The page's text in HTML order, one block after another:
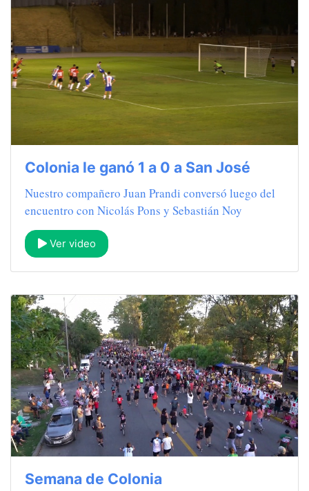
Colonia le ganó 1 a 0 a San José
Nuestro compañero Juan Prandi conversó luego del
encuentro con Nicolás Pons y Sebastián Noy
Ver video
Semana de Colonia